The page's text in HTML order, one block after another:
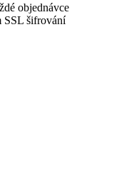
objednávce
SSL šifrování